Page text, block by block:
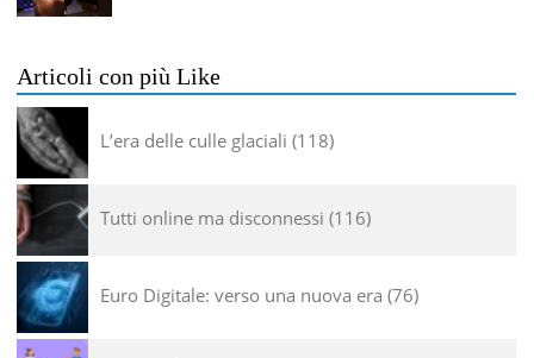
Articoli con più Like
L’era delle culle glaciali 118
Tutti online ma disconnessi 116
Euro Digitale: verso una nuova era 76